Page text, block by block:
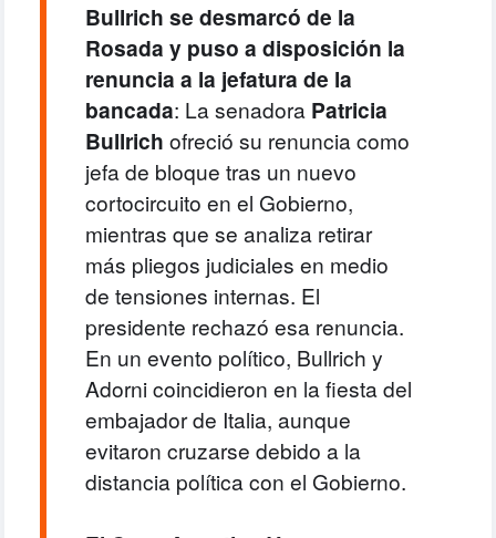
Bullrich se desmarcó de la
Rosada y puso a disposición la
renuncia a la jefatura de la
bancada: La senadora Patricia
Bullrich ofreció su renuncia como
jefa de bloque tras un nuevo
cortocircuito en el Gobierno,
mientras que se analiza retirar
más pliegos judiciales en medio
de tensiones internas. El
presidente rechazó esa renuncia.
En un evento político, Bullrich y
Adorni coincidieron en la fiesta del
embajador de Italia, aunque
evitaron cruzarse debido a la
distancia política con el Gobierno.